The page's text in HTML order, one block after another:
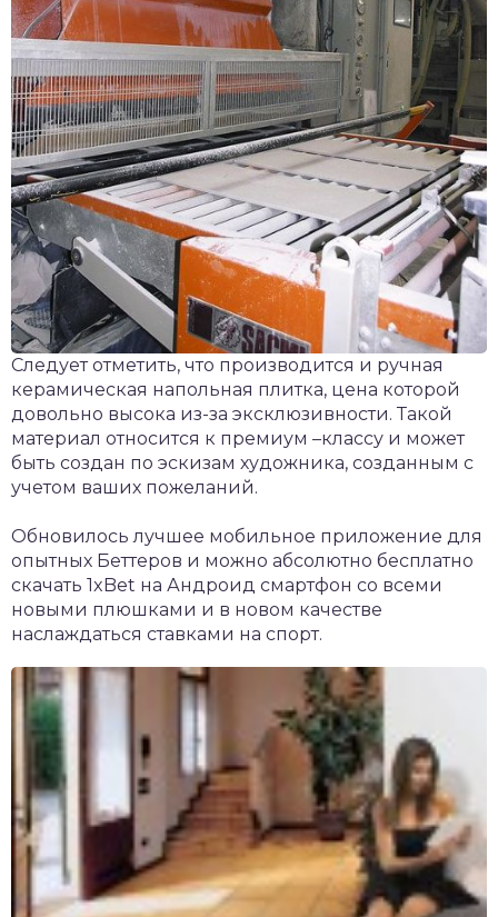
Следует отметить, что производится и ручная
керамическая напольная плитка, цена которой
довольно высока из-за эксклюзивности. Такой
материал относится к премиум –классу и может
быть создан по эскизам художника, созданным с
учетом ваших пожеланий.
Обновилось лучшее мобильное приложение для
опытных Беттеров и можно абсолютно бесплатно
скачать 1xBet на Андроид смартфон со всеми
новыми плюшками и в новом качестве
наслаждаться ставками на спорт.